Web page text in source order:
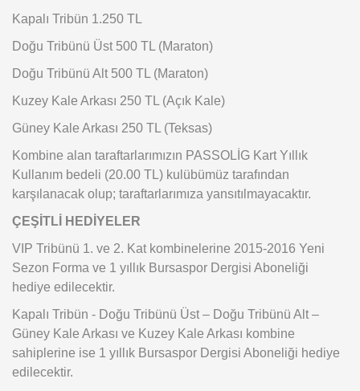
Kapalı Tribün 1.250 TL
Doğu Tribünü Üst 500 TL (Maraton)
Doğu Tribünü Alt 500 TL (Maraton)
Kuzey Kale Arkası 250 TL (Açık Kale)
Güney Kale Arkası 250 TL (Teksas)
Kombine alan taraftarlarımızın PASSOLİG Kart Yıllık
Kullanım bedeli (20.00 TL) kulübümüz tarafından
karşılanacak olup; taraftarlarımıza yansıtılmayacaktır.
ÇEŞİTLİ HEDİYELER
VIP Tribünü 1. ve 2. Kat kombinelerine 2015-2016 Yeni
Sezon Forma ve 1 yıllık Bursaspor Dergisi Aboneliği
hediye edilecektir.
Kapalı Tribün - Doğu Tribünü Üst – Doğu Tribünü Alt –
Güney Kale Arkası ve Kuzey Kale Arkası kombine
sahiplerine ise 1 yıllık Bursaspor Dergisi Aboneliği hediye
edilecektir.